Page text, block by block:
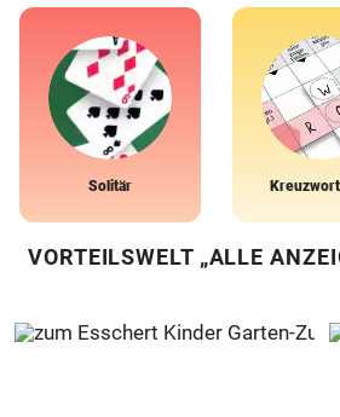
Solitär
VORTEILSWELT „ALLE